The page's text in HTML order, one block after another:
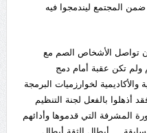
ضمن المجتمع ليندمجوا فيه
تواصل الأشخاص الصم مع
ولم تكن عقبة أمام دمج
لخوارزميات البرمجة
أذهلوا بالفعل لجنة التنظيم
المشرفة التي قدموها وأدائهم